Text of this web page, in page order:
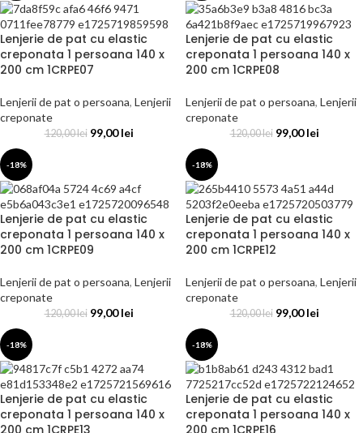
Lenjerie de pat cu elastic
creponata 1 persoana 140 x
200 cm 1CRPE07
Lenjerii de pat o persoana, Lenjerii
creponate
120,00lei 99,00lei
Lenjerie de pat cu elastic
creponata 1 persoana 140 x
200 cm 1CRPE08
Lenjerii de pat o persoana, Lenjerii
creponate
120,00lei 99,00lei
-18%
Lenjerie de pat cu elastic
creponata 1 persoana 140 x
200 cm 1CRPE09
Lenjerii de pat o persoana, Lenjerii
creponate
120,00lei 99,00lei
-18%
Lenjerie de pat cu elastic
creponata 1 persoana 140 x
200 cm 1CRPE12
Lenjerii de pat o persoana, Lenjerii
creponate
120,00lei 99,00lei
-18%
Lenjerie de pat cu elastic
creponata 1 persoana 140 x
200 cm 1CRPE13
-18%
Lenjerie de pat cu elastic
creponata 1 persoana 140 x
200 cm 1CRPE16